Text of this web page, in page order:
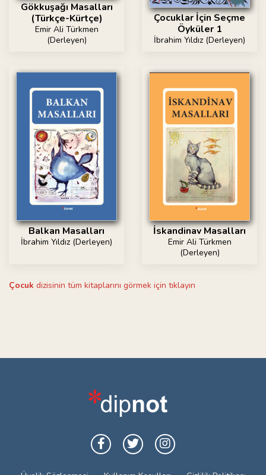
Gökkuşağı Masalları
(Türkçe-Kürtçe)
Emir Ali Türkmen
(Derleyen)
Çocuklar İçin Seçme
Öyküler 1
İbrahim Yıldız (Derleyen)
Balkan Masalları
İbrahim Yıldız (Derleyen)
İskandinav Masalları
Emir Ali Türkmen
(Derleyen)
Çocuk dizisinin tüm kitaplarını görmek için tıklayın